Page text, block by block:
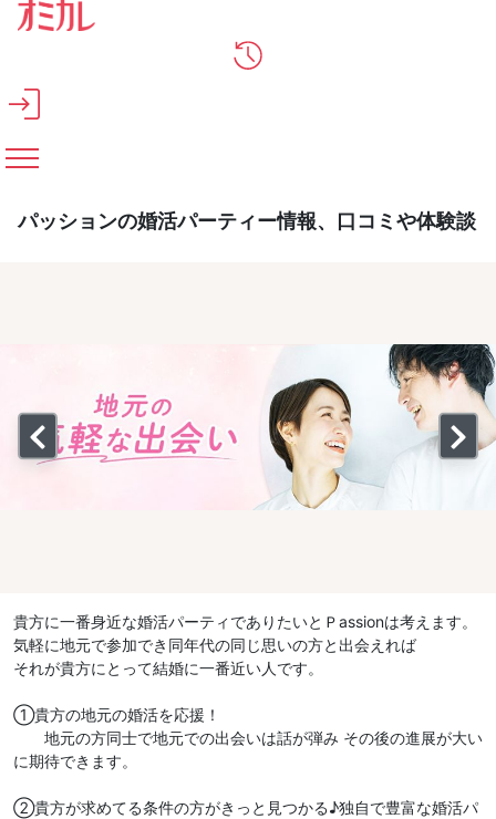
メインコンテンツへスキップ
パッションの婚活パーティー情報、口コミや体験談
貴方に一番身近な婚活パーティでありたいとＰassionは考えます。
気軽に地元で参加でき同年代の同じ思いの方と出会えれば
それが貴方にとって結婚に一番近い人です。
①貴方の地元の婚活を応援！
地元の方同士で地元での出会いは話が弾み その後の進展が大い
に期待できます。
②貴方が求めてる条件の方がきっと見つかる♪独自で豊富な婚活パ